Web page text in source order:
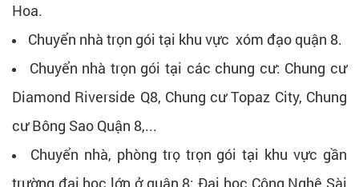
Hoa.
Chuyển nhà trọn gói tại khu vực xóm đạo quận 8.
Chuyển nhà trọn gói tại các chung cư: Chung cư
Diamond Riverside Q8, Chung cư Topaz City, Chung
cư Bông Sao Quận 8,...
Chuyển nhà, phòng trọ trọn gói tại khu vực gần